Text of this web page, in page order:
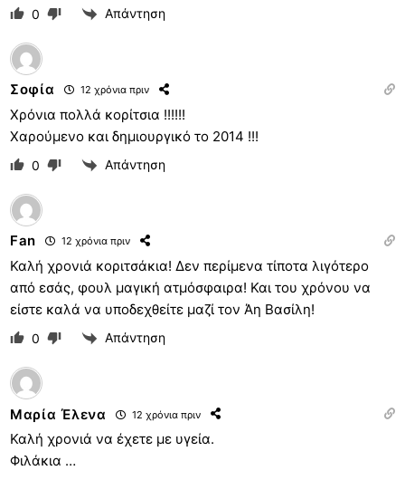
0 Απάντηση
Σοφία 12 χρόνια πριν
Xρόνια πολλά κορίτσια !!!!!!
Χαρούμενο και δημιουργικό το 2014 !!!
0 Απάντηση
Fan 12 χρόνια πριν
Καλή χρονιά κοριτσάκια! Δεν περίμενα τίποτα λιγότερο
από εσάς, φουλ μαγική ατμόσφαιρα! Και του χρόνου να
είστε καλά να υποδεχθείτε μαζί τον Άη Βασίλη!
0 Απάντηση
Μαρία Έλενα 12 χρόνια πριν
Καλή χρονιά να έχετε με υγεία.
Φιλάκια …